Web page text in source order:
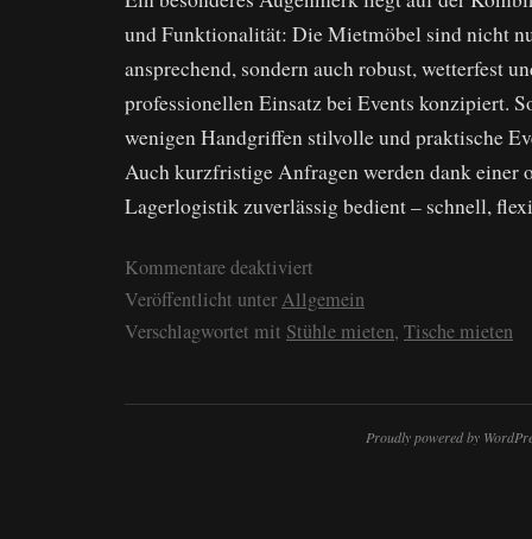
und Funktionalität: Die Mietmöbel sind nicht
ansprechend, sondern auch robust, wetterfest
professionellen Einsatz bei Events konzipiert.
wenigen Handgriffen stilvolle und praktische
Auch kurzfristige Anfragen werden dank einer
Lagerlogistik zuverlässig bedient – schnell,
Kommentare deaktiviert
Veröffentlicht unterAllgemein
Verschlagwortet mit Stühle mieten, Tische mieten
Proudly powered by